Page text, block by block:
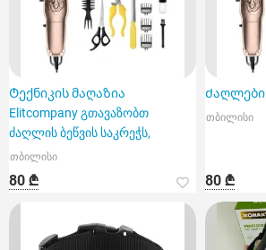
Ტექნიკის მაღაზია
Elitcompany გთავაზობთ
ძაღლის ბეწვის საკრეჭს,
თბილისი
80 ₾
თბილისი
80 ₾